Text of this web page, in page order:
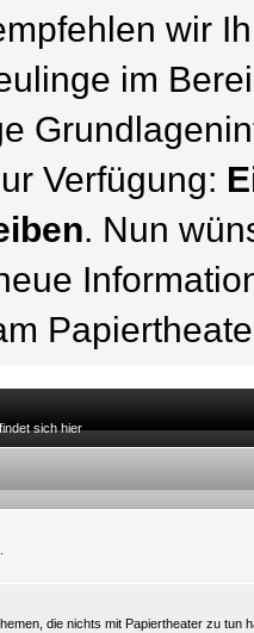
wir
im
Verfügung:
. Nun
sich hier
die nichts mit Papiertheater zu tun